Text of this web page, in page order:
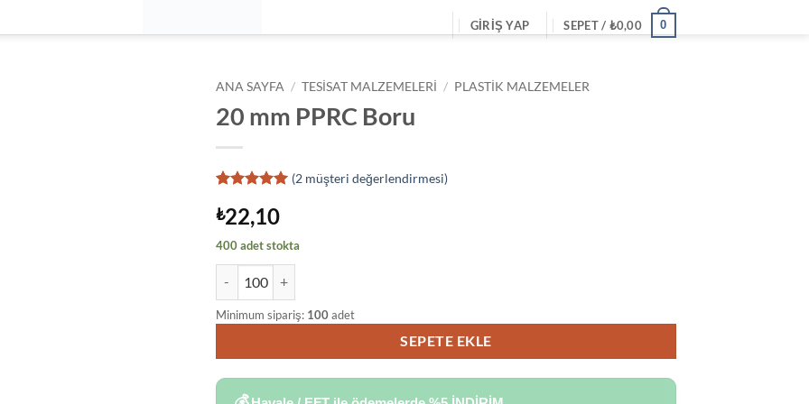
GIRIŞ YAP SEPET / ₺0,00 0
ANA SAYFA / TESISAT MALZEMELERI / PLASTIK MALZEMELER
20 mm PPRC Boru
puanına
dayanarak
5 üzerinden
(2müşteri değerlendirmesi)
₺22,10
400 adet stokta
Minimum sipariş: 100adet
SEPETE EKLE